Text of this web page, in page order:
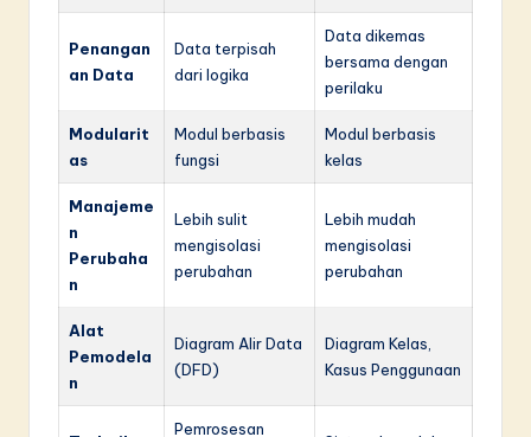
Penangan
an Data
Data terpisah
dari logika
Data dikemas
bersama dengan
perilaku
Modularit
as
Modul berbasis
fungsi
Modul berbasis
kelas
Manajeme
n
Perubaha
n
Lebih sulit
mengisolasi
perubahan
Lebih mudah
mengisolasi
perubahan
Alat
Pemodela
n
Diagram Alir Data
(DFD)
Diagram Kelas,
Kasus Penggunaan
Pemrosesan